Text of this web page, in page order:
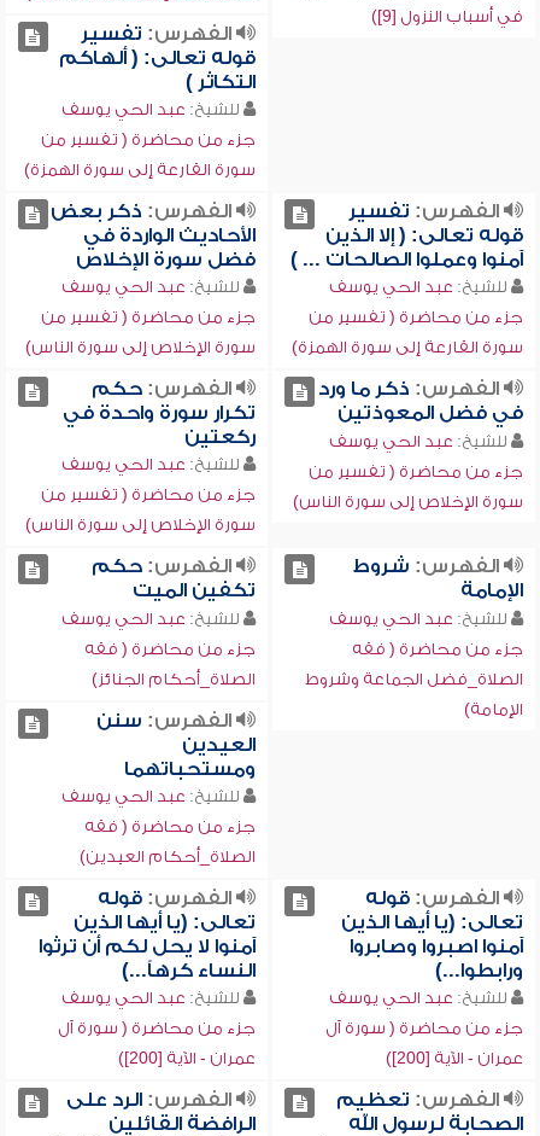
في أسباب النزول [9])
الفهرس: تفسير
قوله تعالى: ( ألهاكم
التكاثر )
للشيخ: عبد الحي يوسف
جزء من محاضرة ( تفسير من
سورة القارعة إلى سورة الهمزة)
الفهرس: تفسير
قوله تعالى: ( إلا الذين
آمنوا وعملوا الصالحات ... )
للشيخ: عبد الحي يوسف
جزء من محاضرة ( تفسير من
سورة القارعة إلى سورة الهمزة)
الفهرس: ذكر بعض
الأحاديث الواردة في
فضل سورة الإخلاص
للشيخ: عبد الحي يوسف
جزء من محاضرة ( تفسير من
سورة الإخلاص إلى سورة الناس)
الفهرس: ذكر ما ورد
في فضل المعوذتين
للشيخ: عبد الحي يوسف
جزء من محاضرة ( تفسير من
سورة الإخلاص إلى سورة الناس)
الفهرس:حكم
تكرار سورة واحدة في
ركعتين
للشيخ: عبد الحي يوسف
جزء من محاضرة ( تفسير من
سورة الإخلاص إلى سورة الناس)
الفهرس: شروط
الإمامة
للشيخ: عبد الحي يوسف
جزء من محاضرة ( فقه
الصلاة_فضل الجماعة وشروط
الإمامة)
الفهرس:حكم
تكفين الميت
للشيخ: عبد الحي يوسف
جزء من محاضرة ( فقه
الصلاة_أحكام الجنائز)
الفهرس: سنن
العيدين
ومستحباتهما
للشيخ: عبد الحي يوسف
جزء من محاضرة ( فقه
الصلاة_أحكام العيدين)
الفهرس:قوله
تعالى: (يا أيها الذين
آمنوا اصبروا وصابروا
ورابطوا...)
للشيخ: عبد الحي يوسف
جزء من محاضرة ( سورة آل
عمران - الآية [200])
الفهرس:قوله
تعالى: (يا أيها الذين
آمنوا لا يحل لكم أن ترثوا
النساء كرهاً...)
للشيخ: عبد الحي يوسف
جزء من محاضرة ( سورة آل
عمران - الآية [200])
الفهرس: تعظيم
الصحابة لرسول الله
الفهرس:الرد على
الرافضة القائلين